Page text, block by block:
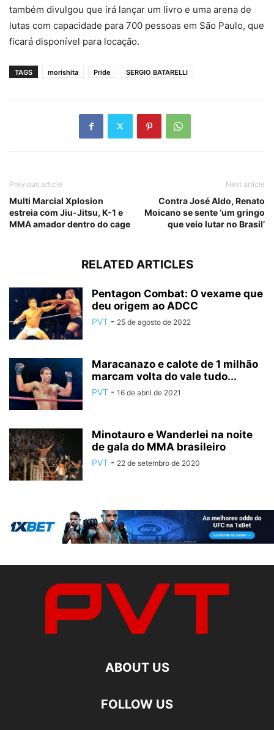
também divulgou que irá lançar um livro e uma arena de
lutas com capacidade para 700 pessoas em São Paulo, que
ficará disponível para locação.
TAGS morishita Pride SERGIO BATARELLI
Previous article
Multi Marcial Xplosion
estreia com Jiu-Jitsu, K-1 e
MMA amador dentro do cage
Next article
Contra José Aldo, Renato
Moicano se sente ‘um gringo
que veio lutar no Brasil’
RELATED ARTICLES
Pentagon Combat: O vexame que
deu origem ao ADCC
PVT - 25 de agosto de 2022
Maracanazo e calote de 1 milhão
marcam volta do vale tudo...
PVT - 16 de abril de 2021
Minotauro e Wanderlei na noite
de gala do MMA brasileiro
PVT - 22 de setembro de 2020
ABOUT US
FOLLOW US